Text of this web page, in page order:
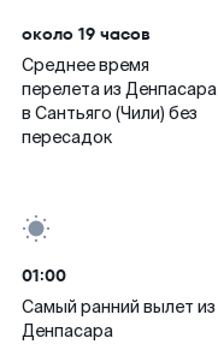
около 19 часов
Среднее время
перелета из Денпасара
в Сантьяго (Чили) без
пересадок
01:00
Самый ранний вылет из
Денпасара